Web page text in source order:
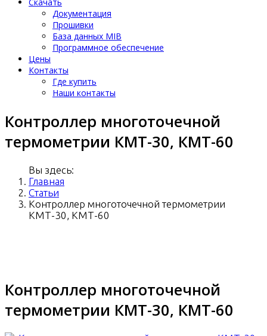
Документация
Прошивки
База данных MIB
Программное обеспечение
Цены
Контакты
Где купить
Наши контакты
Контроллер многоточечной
термометрии КМТ-30, КМТ-60
Вы здесь:
Главная
Статьи
Контроллер многоточечной термометрии
КМТ-30, КМТ-60
Контроллер многоточечной
термометрии КМТ-30, КМТ-60